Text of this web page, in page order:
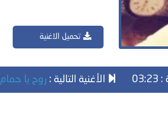
تحميل الاغنية
الأغنية التالية : روح يا حمام